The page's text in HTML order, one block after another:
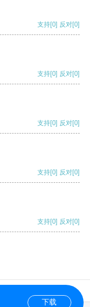
支持[0] 反对[0]
支持[0] 反对[0]
支持[0] 反对[0]
支持[0] 反对[0]
支持[0] 反对[0]
下载